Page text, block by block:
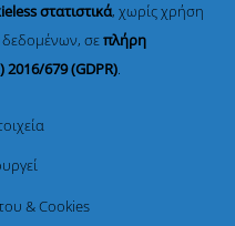
στατιστικά, χωρίς χρήση
σεπλήρη
679 (GDPR).
& Cookies